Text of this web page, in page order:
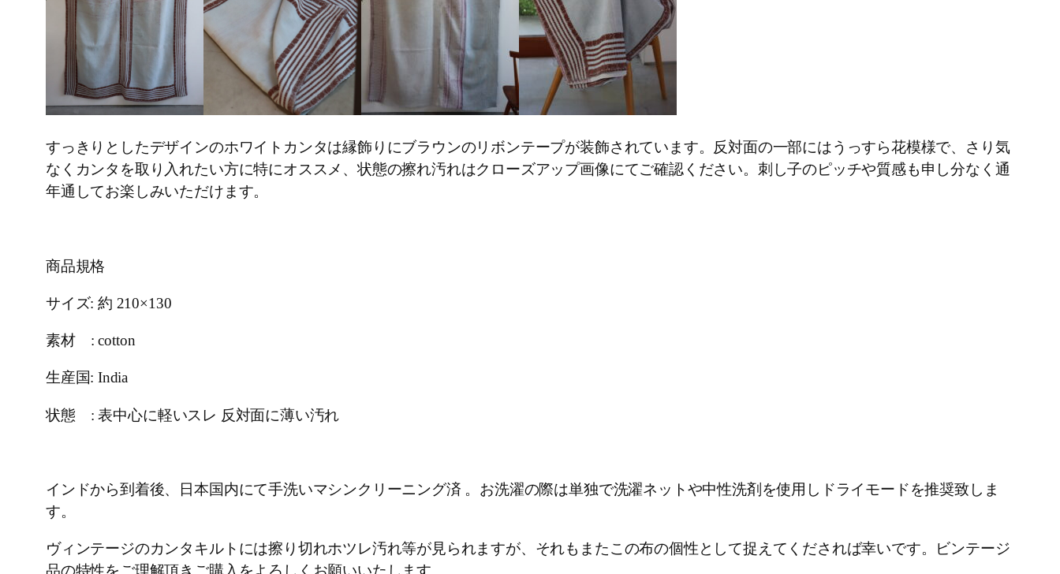
すっきりとしたデザインのホワイトカンタは縁飾りにブラウンのリボンテープが装飾されています。反対面の一部にはうっすら花模様で、さり気
なくカンタを取り入れたい方に特にオススメ、状態の擦れ汚れはクローズアップ画像にてご確認ください。刺し子のピッチや質感も申し分なく通
年通してお楽しみいただけます。
商品規格
サイズ: 約 210×130
素材 : cotton
生産国: India
状態 : 表中心に軽いスレ 反対面に薄い汚れ
インドから到着後、日本国内にて手洗いマシンクリーニング済 。お洗濯の際は単独で洗濯ネットや中性洗剤を使用しドライモードを推奨致しま
す。
ヴィンテージのカンタキルトには擦り切れホツレ汚れ等が見られますが、それもまたこの布の個性として捉えてくだされば幸いです。ビンテージ
品の特性をご理解頂きご購入をよろしくお願いいたします。